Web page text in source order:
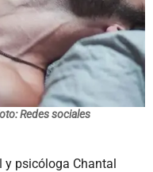
Redes sociales
y psicóloga Chantal